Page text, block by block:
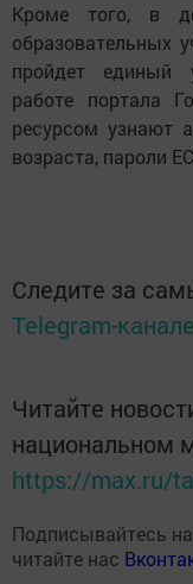
Кроме того, в
образовательных
пройдет единый
работе портала
ресурсом узнают
возраста, пароли
Следите за
Telegram-канале
Читайте
национальном
https://max.ru/
Подписывайтесь
читайте нас